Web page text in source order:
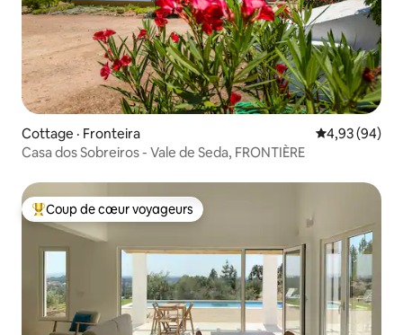
Cottage · Fronteira Note
4,93 (94)
Casa dos Sobreiros - Vale de Seda, FRONTIÈRE
Coup de cœur voyageurs parmi les plus aimés
Coup de cœur voyageurs